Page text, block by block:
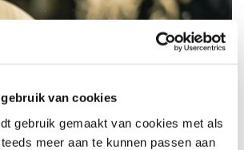
van cookies
gebruik gemaakt van cookies met als
meer aan te kunnen passen aan